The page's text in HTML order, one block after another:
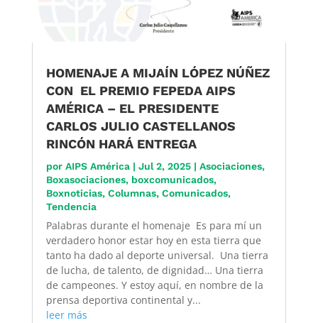
HOMENAJE A MIJAÍN LÓPEZ NÚÑEZ
CON EL PREMIO FEPEDA AIPS
AMÉRICA – EL PRESIDENTE
CARLOS JULIO CASTELLANOS
RINCÓN HARÁ ENTREGA
por AIPS América| Jul 2, 2025| Asociaciones,
Boxasociaciones, boxcomunicados,
Boxnoticias, Columnas, Comunicados,
Tendencia
Palabras durante el homenaje Es para mí un
verdadero honor estar hoy en esta tierra que
tanto ha dado al deporte universal. Una tierra
de lucha, de talento, de dignidad… Una tierra
de campeones. Y estoy aquí, en nombre de la
prensa deportiva continental y...
leer más